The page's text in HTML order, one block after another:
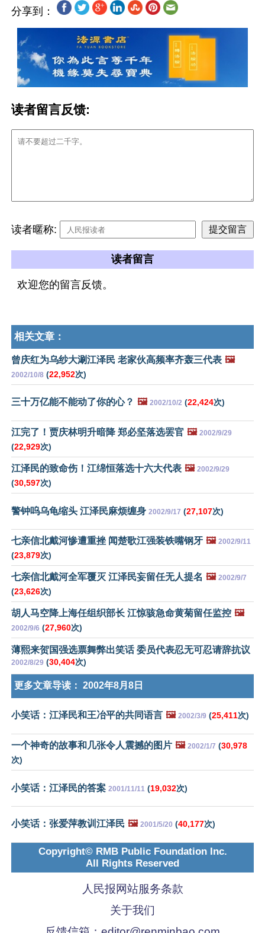
分享到：
读者留言反馈:
读者暱称:
读者留言
欢迎您的留言反馈。
相关文章：
曾庆红为乌纱大涮江泽民 老家伙高频率齐轰三代表 🖼️
2002/10/8 (22,952次)
三十万亿能不能动了你的心？ 🖼️ 2002/10/2 (22,424次)
江完了！贾庆林明升暗降 郑必坚落选罢官 🖼️ 2002/9/29
(22,929次)
江泽民的致命伤！江绵恒落选十六大代表 🖼️ 2002/9/29
(30,597次)
警钟呜乌龟缩头 江泽民麻烦缠身 2002/9/17 (27,107次)
七亲信北戴河惨遭重挫 闻楚歌江强装铁嘴钢牙 🖼️ 2002/9/11
(23,879次)
七亲信北戴河全军覆灭 江泽民妄留任无人提名 🖼️ 2002/9/7
(23,626次)
胡人马空降上海任组织部长 江惊骇急命黄菊留任监控 🖼️
2002/9/6 (27,960次)
薄熙来贺国强选票舞弊出笑话 委员代表忍无可忍请辞抗议
2002/8/29 (30,404次)
更多文章导读： 2002年8月8日
小笑话：江泽民和王冶平的共同语言 🖼️ 2002/3/9 (25,411次)
一个神奇的故事和几张令人震撼的图片 🖼️ 2002/1/7 (30,978
次)
小笑话：江泽民的答案 2001/11/11 (19,032次)
小笑话：张爱萍教训江泽民 🖼️ 2001/5/20 (40,177次)
Copyright© RMB Public Foundation Inc.
All Rights Reserved
人民报网站服务条款
关于我们